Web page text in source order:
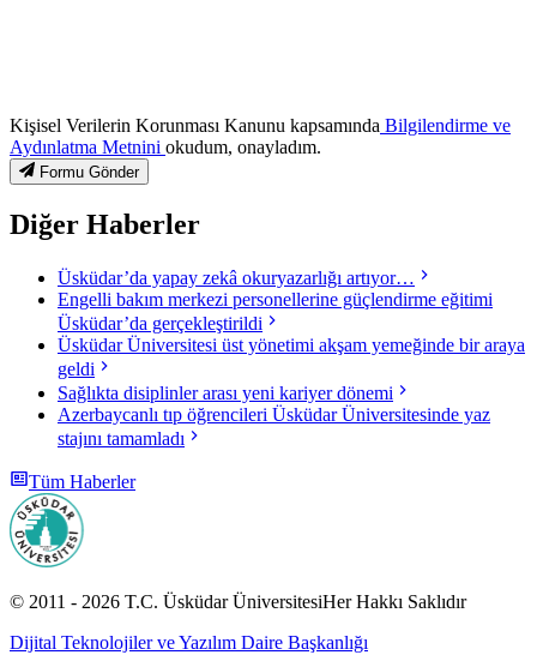
Kişisel Verilerin Korunması Kanunu kapsamında Bilgilendirme ve
Aydınlatma Metnini okudum, onayladım.
Formu Gönder
Diğer Haberler
Üsküdar’da yapay zekâ okuryazarlığı artıyor…
Engelli bakım merkezi personellerine güçlendirme eğitimi
Üsküdar’da gerçekleştirildi
Üsküdar Üniversitesi üst yönetimi akşam yemeğinde bir araya
geldi
Sağlıkta disiplinler arası yeni kariyer dönemi
Azerbaycanlı tıp öğrencileri Üsküdar Üniversitesinde yaz
stajını tamamladı
Tüm Haberler
© 2011 - 2026 T.C. Üsküdar ÜniversitesiHer Hakkı Saklıdır
Dijital Teknolojiler ve Yazılım Daire Başkanlığı